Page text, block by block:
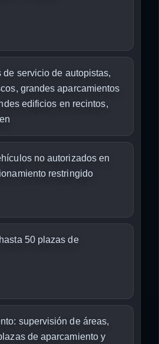
de servicio de autopistas,
grandes aparcamientos
edificios en recintos,
no autorizados en
restringido
50 plazas de
supervisión de áreas,
de aparcamiento y